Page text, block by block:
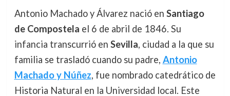
Antonio Machado y Álvarez nació en Santiago
de Compostela el 6 de abril de 1846. Su
infancia transcurrió en Sevilla, ciudad a la que su
familia se trasladó cuando su padre, Antonio
Machado y Núñez, fue nombrado catedrático de
Historia Natural en la Universidad local. Este